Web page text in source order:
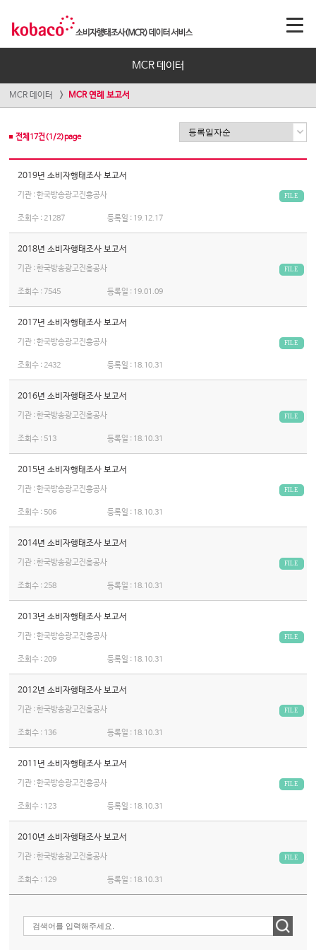
MCR 데이터
MCR 데이터 MCR 연례 보고서
전체 17건(1 /2)page
2019년 소비자행태조사 보고서
기관 : 한국방송광고진흥공사 FILE
조회수 :21287 등록일 : 19.12.17
2018년 소비자행태조사 보고서
기관 : 한국방송광고진흥공사 FILE
조회수 :7545 등록일 : 19.01.09
2017년 소비자행태조사 보고서
기관 : 한국방송광고진흥공사 FILE
조회수 :2432 등록일 : 18.10.31
2016년 소비자행태조사 보고서
기관 : 한국방송광고진흥공사 FILE
조회수 : 513 등록일 : 18.10.31
2015년 소비자행태조사 보고서
기관 : 한국방송광고진흥공사 FILE
조회수 : 506 등록일 : 18.10.31
2014년 소비자행태조사 보고서
기관 : 한국방송광고진흥공사 FILE
조회수 :258 등록일 : 18.10.31
2013년 소비자행태조사 보고서
기관 : 한국방송광고진흥공사 FILE
조회수 :209 등록일 : 18.10.31
2012년 소비자행태조사 보고서
기관 : 한국방송광고진흥공사 FILE
조회수 : 136 등록일 : 18.10.31
2011년 소비자행태조사 보고서
기관 : 한국방송광고진흥공사 FILE
조회수 : 123 등록일 : 18.10.31
2010년 소비자행태조사 보고서
기관 : 한국방송광고진흥공사 FILE
조회수 : 129 등록일 : 18.10.31